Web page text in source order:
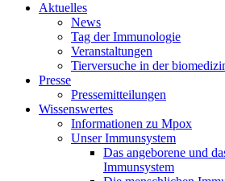
Aktuelles
News
Tag der Immunologie
Veranstaltungen
Tierversuche in der
Presse
Pressemitteilungen
Wissenswertes
Informationen zu Mpox
Unser Immunsystem
Das angeborene und
Immunsystem